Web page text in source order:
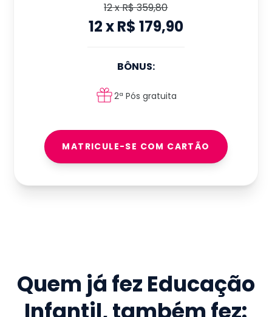
12xR$ 359,80
12xR$ 179,90
BÔNUS:
2ª Pós gratuita
MATRICULE-SE COM CARTÃO
Quem já fez Educação